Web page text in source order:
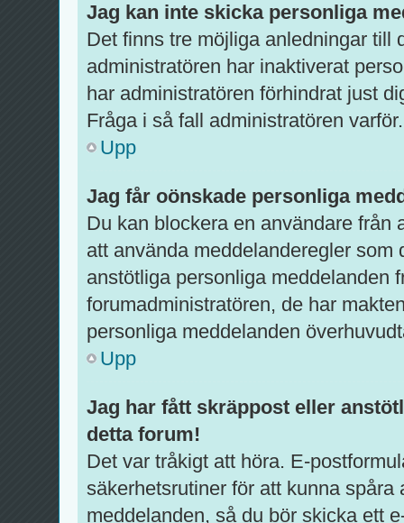
Jag kan inte skicka personliga
Det finns tre möjliga anledningar till
administratören har inaktiverat
har administratören förhindrat just
Fråga i så fall administratören varför.
Upp
Jag får oönskade personliga
Du kan blockera en användare från
att använda meddelanderegler
anstötliga personliga meddelanden
forumadministratören, de har
personliga meddelanden
Upp
Jag har fått skräppost eller
detta forum!
Det var tråkigt att höra. E-
säkerhetsrutiner för att kunna
meddelanden, så du bör skicka ett